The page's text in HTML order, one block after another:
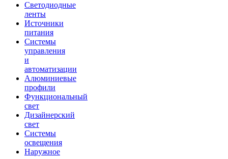
Светодиодные
ленты
Источники
питания
Системы
управления
и
автоматизации
Алюминиевые
профили
Функциональный
свет
Дизайнерский
свет
Системы
освещения
Наружное